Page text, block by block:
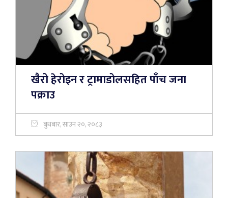
खैरो हेरोइन र ट्रामाडोलसहित पाँच जना
पक्राउ
बुधबार, साउन २०, २०८३